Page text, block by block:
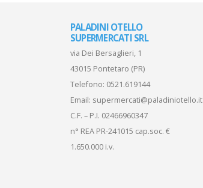
PALADINI OTELLO
SUPERMERCATI SRL
via Dei Bersaglieri, 1
43015 Pontetaro (PR)
Telefono: 0521.619144
Email: supermercati@paladiniotello.it
C.F. – P.I. 02466960347
n° REA PR-241015 cap.soc. €
1.650.000 i.v.